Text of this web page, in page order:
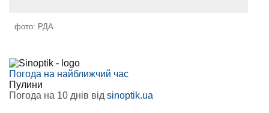
фото: РДА
Погода на найближчий час
Пулини
Погода на 10 днів від sinoptik.ua